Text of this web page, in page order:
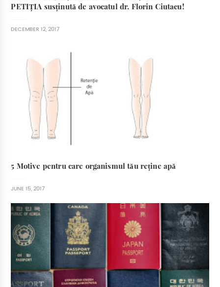
PETIȚIA susținută de avocatul dr. Florin Ciutacu!
DECEMBER 12, 2017
5 Motive pentru care organismul tău reține apă
JUNE 15, 2017